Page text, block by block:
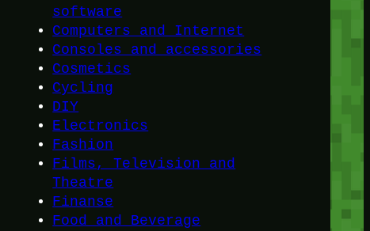
software
Computers and Internet
Consoles and accessories
Cosmetics
Cycling
DIY
Electronics
Fashion
Films, Television and
Theatre
Finanse
Food and Beverage